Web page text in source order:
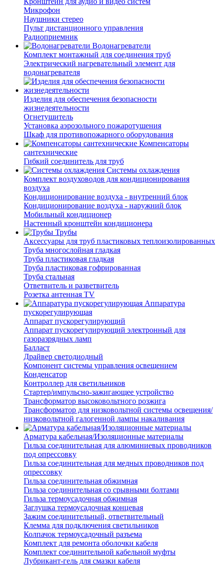
Микрофон
Наушники стерео
Пульт дистанционного управления
Радиоприемник
Водонагреватели
Комплект монтажный для соединения труб
Электрический нагревательный элемент для
водонагревателя
Изделия для обеспечения безопасности
жизнедеятельности
Огнетушитель
Установка аэрозольного пожаротушения
Шкаф для противопожарного оборудования
Компенсаторы
сантехнические
Гибкий соединитель для труб
Системы охлаждения
Комплект воздуховодов для кондиционирования
воздуха
Кондиционирование воздуха - внутренний блок
Кондиционирование воздуха - наружний блок
Мобильный кондиционер
Настенный кронштейн кондиционера
Трубы
Аксессуары для труб пластиковых теплоизолированных
Труба многослойная гладкая
Труба пластиковая гладкая
Труба пластиковая гофрированная
Труба стальная
Ответвитель и разветвитель
Розетка антенная TV
Аппаратура
пускорегулирующая
Аппарат пускорегулирующий
Аппарат пускорегулирующий электронный для
газоразрядных ламп
Балласт
Драйвер светодиодный
Компонент системы управления освещением
Конденсатор
Контроллер для светильников
Стартер/импульсно-зажигающее устройство
Трансформатор высоковольтного розжига
Трансформатор для низковольтной системы освещения/
низковольтной галогенной лампы накаливания
Арматура кабельная/Изоляционные материалы
Гильза соединительная для алюминиевых проводников
под опрессовку
Гильза соединительная для медных проводников под
опрессовку
Гильза соединительная обжимная
Гильза соединительная со срывными болтами
Гильза термоусадочная обжимная
Заглушка термоусадочная концевая
Зажим соединительный, ответвительный
Клемма для подключения светильников
Колпачок термоусадочный разъема
Комплект для ремонта оболочки кабеля
Комплект соединительной кабельной муфты
Лубрикант-гель для смазки кабеля